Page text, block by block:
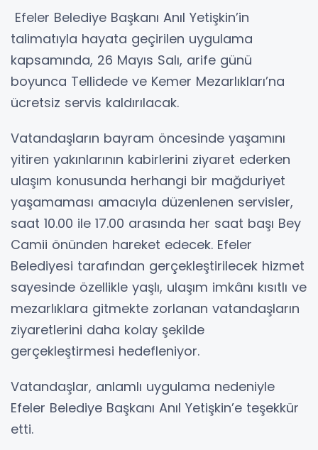
Efeler Belediye Başkanı Anıl Yetişkin’in
talimatıyla hayata geçirilen uygulama
kapsamında, 26 Mayıs Salı, arife günü
boyunca Tellidede ve Kemer Mezarlıkları’na
ücretsiz servis kaldırılacak.
Vatandaşların bayram öncesinde yaşamını
yitiren yakınlarının kabirlerini ziyaret ederken
ulaşım konusunda herhangi bir mağduriyet
yaşamaması amacıyla düzenlenen servisler,
saat 10.00 ile 17.00 arasında her saat başı Bey
Camii önünden hareket edecek. Efeler
Belediyesi tarafından gerçekleştirilecek hizmet
sayesinde özellikle yaşlı, ulaşım imkânı kısıtlı ve
mezarlıklara gitmekte zorlanan vatandaşların
ziyaretlerini daha kolay şekilde
gerçekleştirmesi hedefleniyor.
Vatandaşlar, anlamlı uygulama nedeniyle
Efeler Belediye Başkanı Anıl Yetişkin’e teşekkür
etti.